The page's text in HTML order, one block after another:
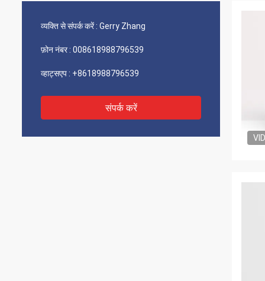
व्यक्ति से संपर्क करें : Gerry Zhang
फ़ोन नंबर : 008618988796539
व्हाट्सएप : +8618988796539
संपर्क करें